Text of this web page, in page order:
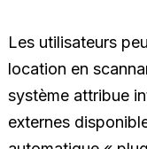
Les utilisateurs
location en
système attribue
externes